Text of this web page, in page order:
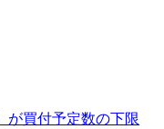
が買付予定数の下限